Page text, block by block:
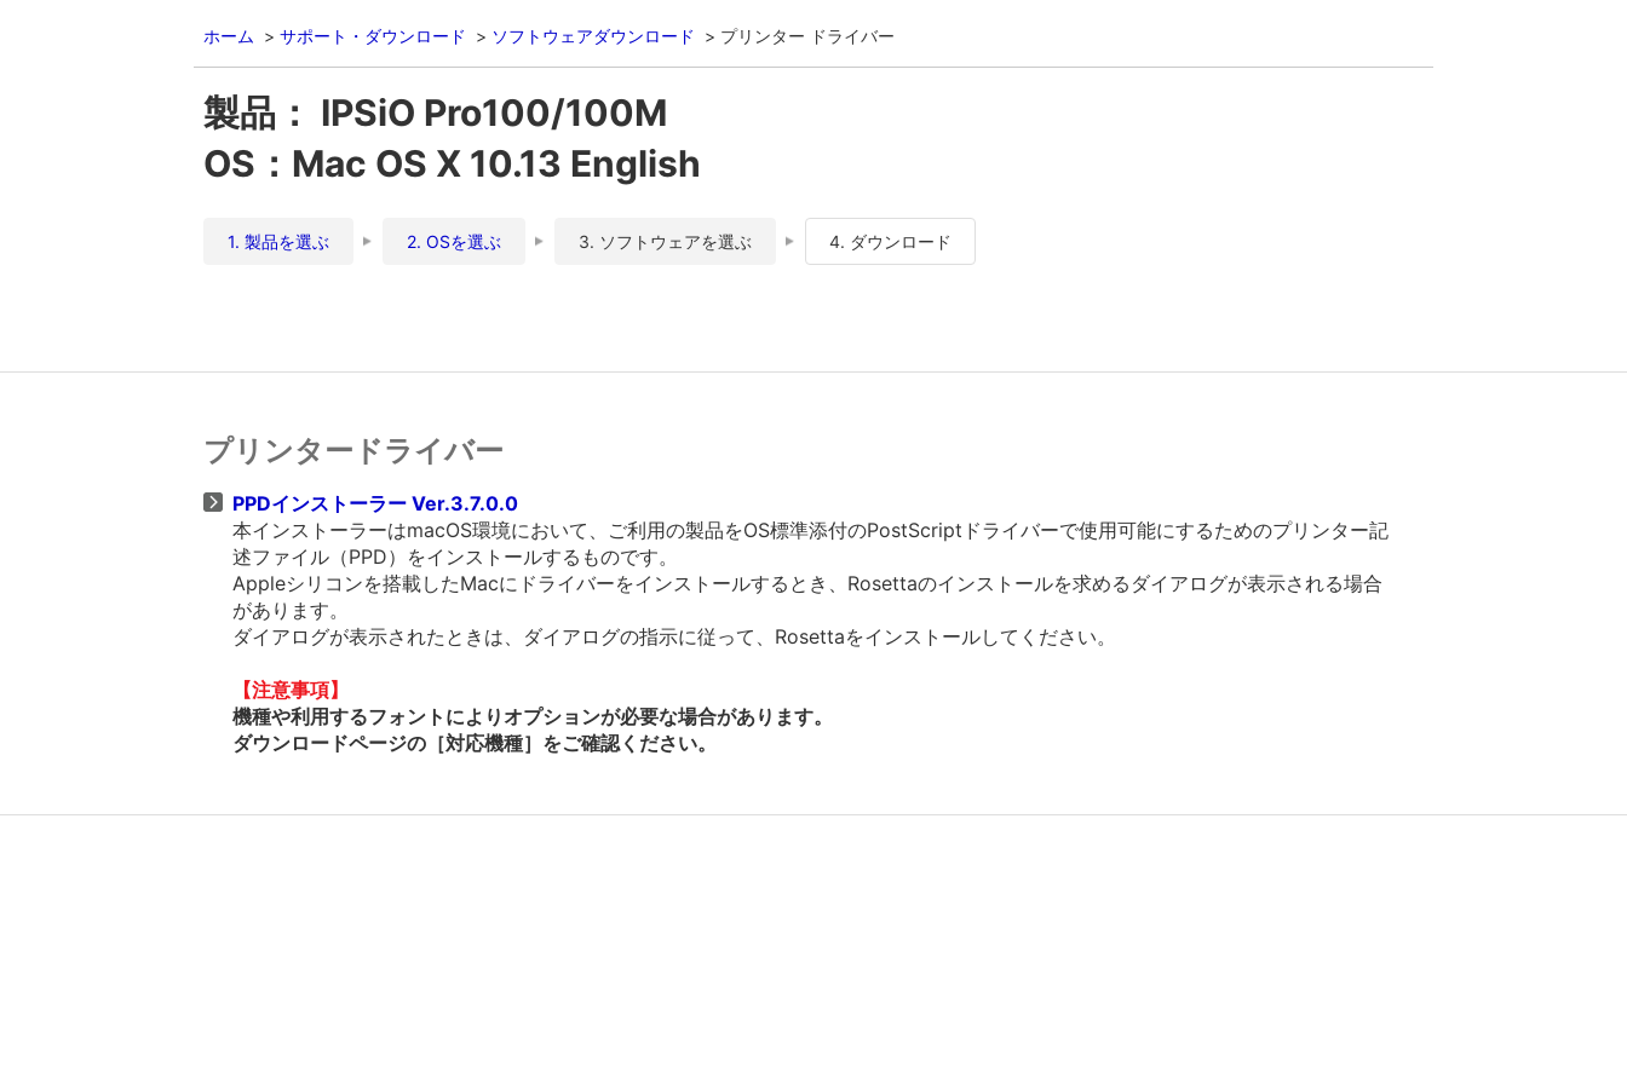
ホーム サポート・ダウンロード ソフトウェアダウンロード プリンター ドライバー
製品： IPSiO Pro100/100M
OS：Mac OS X 10.13 English
1. 製品を選ぶ 2. OSを選ぶ 3. ソフトウェアを選ぶ 4. ダウンロード
プリンタードライバー
PPDインストーラー Ver.3.7.0.0
本インストーラーはmacOS環境において、ご利用の製品をOS標準添付のPostScriptドライバーで使用可能にするためのプリンター記
述ファイル（PPD）をインストールするものです。
Appleシリコンを搭載したMacにドライバーをインストールするとき、Rosettaのインストールを求めるダイアログが表示される場合
があります。
ダイアログが表示されたときは、ダイアログの指示に従って、Rosettaをインストールしてください。
【注意事項】
機種や利用するフォントによりオプションが必要な場合があります。
ダウンロードページの［対応機種］をご確認ください。